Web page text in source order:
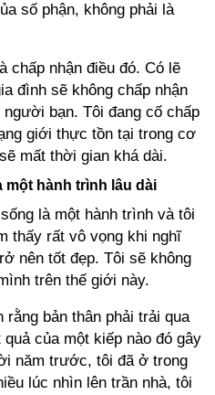
số phận, không phải là
chấp nhận điều đó. Có lẽ
đình sẽ không chấp nhận
bạn. Tôi đang cố chấp
giới thực tồn tại trong cơ
mất thời gian khá dài.
một hành trình lâu dài
là một hành trình và tôi
thấy rất vô vọng khi nghĩ
nên tốt đẹp. Tôi sẽ không
trên thế giới này.
bản thân phải trải qua
của một kiếp nào đó gây
năm trước, tôi đã ở trong
lúc nhìn lên trần nhà, tôi